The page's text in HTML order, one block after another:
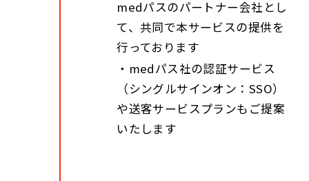
medパスのパートナー会社とし
て、共同で本サービスの提供を
行っております
・medパス社の認証サービス
（シングルサインオン：SSO）
や送客サービスプランもご提案
いたします